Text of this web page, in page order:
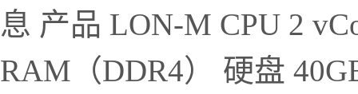
息 产品 LON-M CPU 2
RAM（DDR4） 硬盘